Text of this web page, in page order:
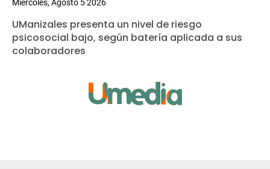
Miércoles, Agosto 5 2026
UManizales presenta un nivel de riesgo
psicosocial bajo, según batería aplicada a sus
colaboradores